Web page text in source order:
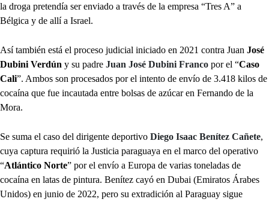
la droga pretendía ser enviado a través de la empresa “Tres A” a
Bélgica y de allí a Israel.
Así también está el proceso judicial iniciado en 2021 contra Juan José
Dubini Verdún y su padre Juan José Dubini Franco por el “Caso
Cali”. Ambos son procesados por el intento de envío de 3.418 kilos de
cocaína que fue incautada entre bolsas de azúcar en Fernando de la
Mora.
Se suma el caso del dirigente deportivo Diego Isaac Benítez Cañete,
cuya captura requirió la Justicia paraguaya en el marco del operativo
“Atlántico Norte” por el envío a Europa de varias toneladas de
cocaína en latas de pintura. Benítez cayó en Dubai (Emiratos Árabes
Unidos) en junio de 2022, pero su extradición al Paraguay sigue